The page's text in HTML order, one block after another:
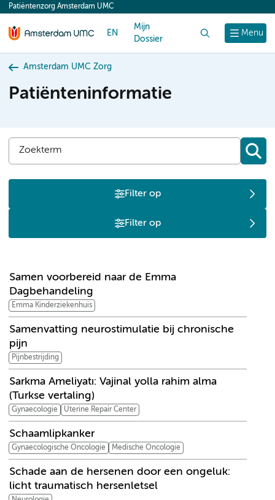
content
Menu
Patiëntenzorg Amsterdam UMC
EN
Mijn
Dossier
Amsterdam UMC Zorg
Patiënteninformatie
Filter op
Filter op
Samen voorbereid naar de Emma
Dagbehandeling
Emma Kinderziekenhuis
Samenvatting neurostimulatie bij chronische
pijn
Pijnbestrijding
Sarkma Ameliyatı: Vajinal yolla rahim alma
(Turkse vertaling)
Gynaecologie Uterine Repair Center
Schaamlipkanker
Gynaecologische Oncologie Medische Oncologie
Schade aan de hersenen door een ongeluk:
licht traumatisch hersenletsel